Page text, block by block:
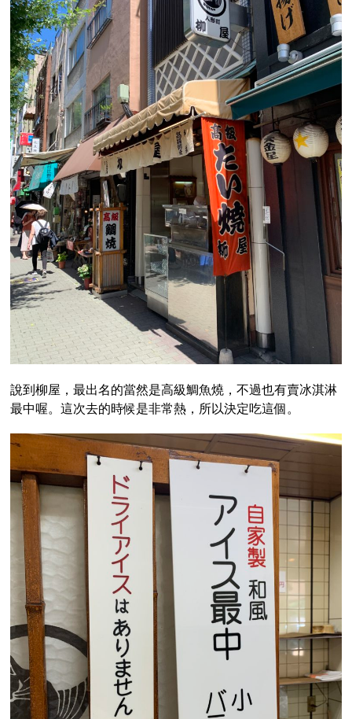
說到柳屋，最出名的當然是高級鯛魚燒，不過也有賣冰淇淋
最中喔。這次去的時候是非常熱，所以決定吃這個。